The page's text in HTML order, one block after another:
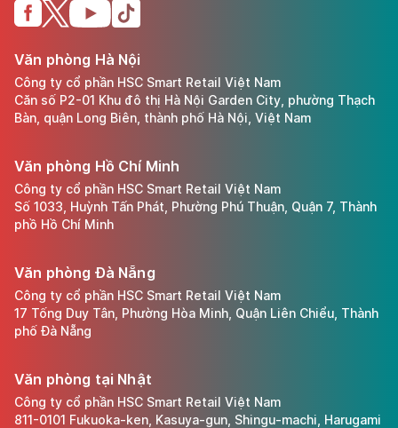
Văn phòng Hà Nội
Công ty cổ phần HSC Smart Retail Việt Nam
Căn số P2-01 Khu đô thị Hà Nội Garden City, phường Thạch
Bàn, quận Long Biên, thành phố Hà Nội, Việt Nam
Văn phòng Hồ Chí Minh
Công ty cổ phần HSC Smart Retail Việt Nam
Số 1033, Huỳnh Tấn Phát, Phường Phú Thuận, Quận 7, Thành
phồ Hồ Chí Minh
Văn phòng Đà Nẵng
Công ty cổ phần HSC Smart Retail Việt Nam
17 Tống Duy Tân, Phường Hòa Minh, Quận Liên Chiểu, Thành
phố Đà Nẵng
Văn phòng tại Nhật
Công ty cổ phần HSC Smart Retail Việt Nam
811-0101 Fukuoka-ken, Kasuya-gun, Shingu-machi, Harugami